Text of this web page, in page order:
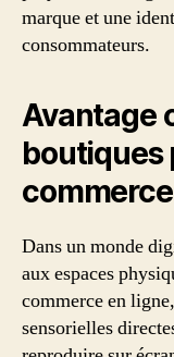
marque et une
consommateurs.
Avantage
boutiques
commerce
Dans un monde
aux espaces
commerce en
sensorielles